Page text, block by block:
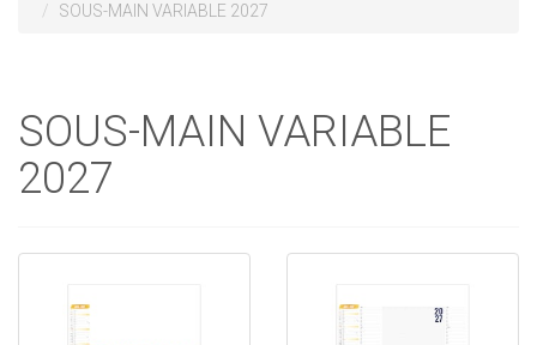
SOUS-MAIN VARIABLE 2027
SOUS-MAIN VARIABLE
2027